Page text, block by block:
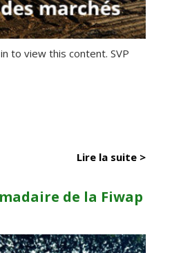
to view this content. SVP
Lire la suite >
de la Fiwap